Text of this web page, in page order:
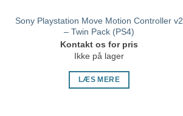
Sony Playstation Move Motion Controller v2
– Twin Pack (PS4)
Kontakt os for pris
Ikke på lager
LÆS MERE